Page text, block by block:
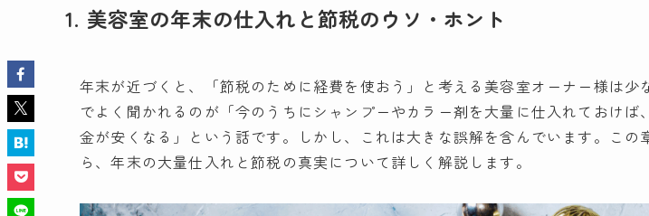
1. 美容室の年末の仕入れと節税のウソ・ホント
年末が近づくと、「節税のために経費を使おう」と考える美容室オーナー様は少
でよく聞かれるのが「今のうちにシャンプーやカラー剤を大量に仕入れておけば
金が安くなる」という話です。しかし、これは大きな誤解を含んでいます。この
ら、年末の大量仕入れと節税の真実について詳しく解説します。